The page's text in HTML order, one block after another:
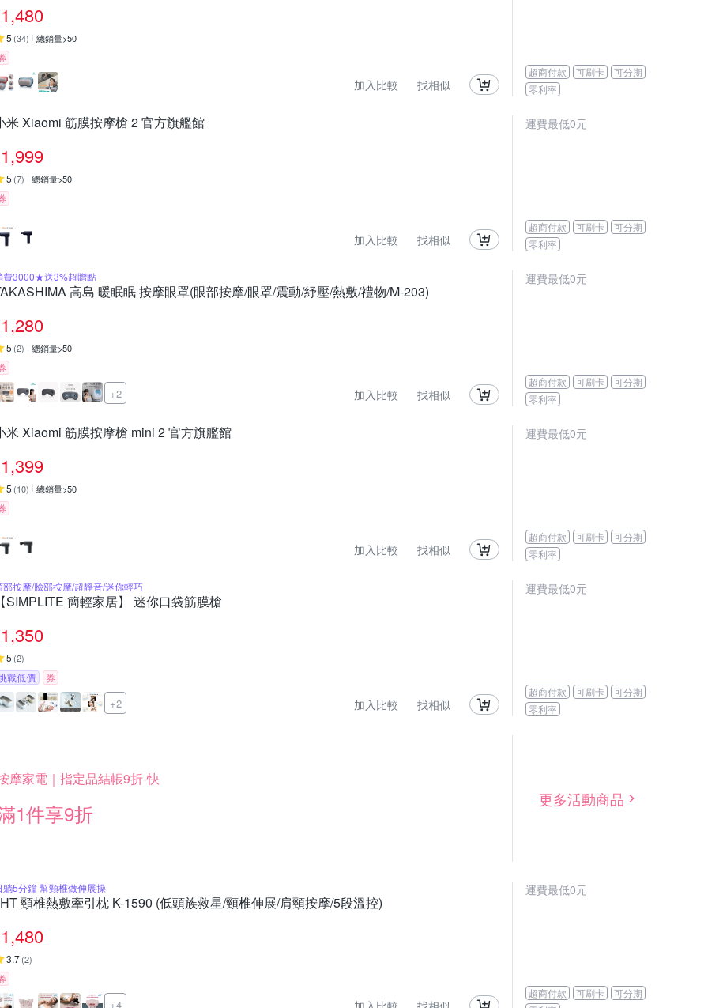
1,480
5 (34) 總銷量>50
加入比較 找相似
超商付款 可刷卡
可分期
零利率
米 Xiaomi 筋膜按摩槍 2 官方旗艦館
1,999
5 (7) 總銷量>50
加入比較 找相似
運費最低0元
超商付款 可刷卡
可分期
零利率
費3000★送3%超贈點
高島 暖眠眠 按摩眼罩(眼部按摩/眼罩/震動/紓壓/熱敷/禮物/M-203)
1,280
5 (2) 總銷量>50
+2 加入比較 找相似
運費最低0元
超商付款 可刷卡
可分期
零利率
米 Xiaomi 筋膜按摩槍 mini 2 官方旗艦館
1,399
5 (10) 總銷量>50
加入比較 找相似
運費最低0元
超商付款 可刷卡
可分期
零利率
部按摩/臉部按摩/超靜音/迷你輕巧
SIMPLITE 簡輕家居】 迷你口袋筋膜槍
1,350
5 (2)
戰低價 券
+2 加入比較 找相似
運費最低0元
超商付款 可刷卡
可分期
零利率
摩家電｜指定品結帳9折-快
1件享9折
更多活動商品
躺5分鐘 幫頸椎做伸展操
頸椎熱敷牽引枕 K-1590 (低頭族救星/頸椎伸展/肩頸按摩/5段溫控)
1,480
3.7(2)
+4
運費最低0元
超商付款 可刷卡
可分期